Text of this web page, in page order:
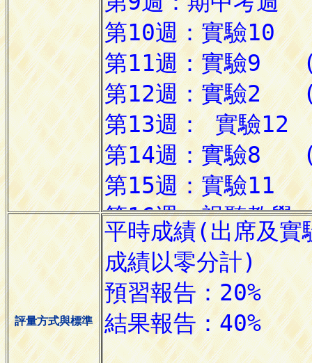
評量方式與標準